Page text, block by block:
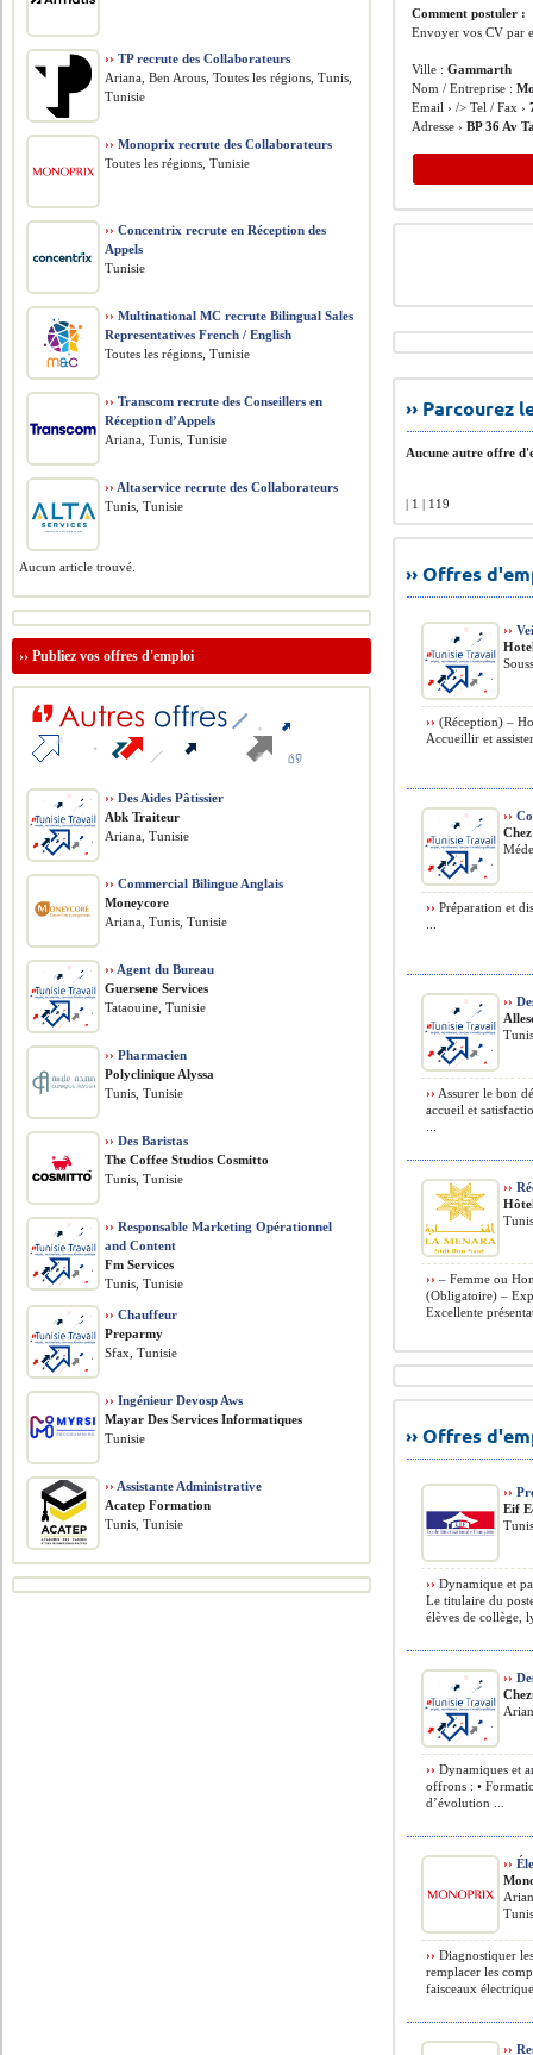
Comment postuler :
Envoyer vos CV par
Ville :Gammarth
Nom / Entreprise :
Email › /> Tel / Fax ›
Adresse ›BP 36 Av
››
Aucune autre offre
| 1 | 119
›› Offres
››
›› (Réception) –
Accueillir et
››
›› Préparation et
››
›› Assurer le bon
accueil et
››
›› – Femme ou
(Obligatoire) –
Excellente
›› Offres
››
Eif
›› Dynamique et
Le titulaire du
élèves de collège,
››
›› Dynamiques et
offrons : •
d’évolution ...
››
›› Diagnostiquer
remplacer les
faisceaux
››
›› TP recrute des Collaborateurs
Ariana, Ben Arous, Toutes les régions, Tunis,
Tunisie
›› Monoprix recrute des Collaborateurs
Toutes les régions, Tunisie
›› Concentrix recrute en Réception des
Appels
Tunisie
›› Multinational MC recrute Bilingual Sales
Representatives French / English
Toutes les régions, Tunisie
›› Transcom recrute des Conseillers en
Réception d’Appels
Ariana, Tunis, Tunisie
›› Altaservice recrute des Collaborateurs
Tunis, Tunisie
Aucun article trouvé.
››Publiez vos offres d'emploi
›› Des Aides Pâtissier
Abk Traiteur
Ariana, Tunisie
›› Commercial Bilingue Anglais
Moneycore
Ariana, Tunis, Tunisie
›› Agent du Bureau
Guersene Services
Tataouine, Tunisie
›› Pharmacien
Polyclinique Alyssa
Tunis, Tunisie
›› Des Baristas
The Coffee Studios Cosmitto
Tunis, Tunisie
›› Responsable Marketing Opérationnel
and Content
Fm Services
Tunis, Tunisie
›› Chauffeur
Preparmy
Sfax, Tunisie
›› Ingénieur Devosp Aws
Mayar Des Services Informatiques
Tunisie
›› Assistante Administrative
Acatep Formation
Tunis, Tunisie